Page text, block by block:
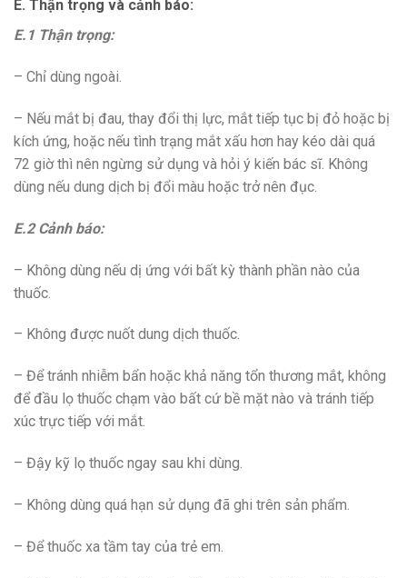
E. Thận trọng và cảnh báo:
E.1 Thận trọng:
– Chỉ dùng ngoài.
– Nếu mắt bị đau, thay đổi thị lực, mắt tiếp tục bị đỏ hoặc bị
kích ứng, hoặc nếu tình trạng mắt xấu hơn hay kéo dài quá
72 giờ thì nên ngừng sử dụng và hỏi ý kiến bác sĩ. Không
dùng nếu dung dịch bị đổi màu hoặc trở nên đục.
E.2 Cảnh báo:
– Không dùng nếu dị ứng với bất kỳ thành phần nào của
thuốc.
– Không được nuốt dung dịch thuốc.
– Để tránh nhiễm bẩn hoặc khả năng tổn thương mắt, không
để đầu lọ thuốc chạm vào bất cứ bề mặt nào và tránh tiếp
xúc trực tiếp với mắt.
– Đậy kỹ lọ thuốc ngay sau khi dùng.
– Không dùng quá hạn sử dụng đã ghi trên sản phẩm.
– Để thuốc xa tầm tay của trẻ em.